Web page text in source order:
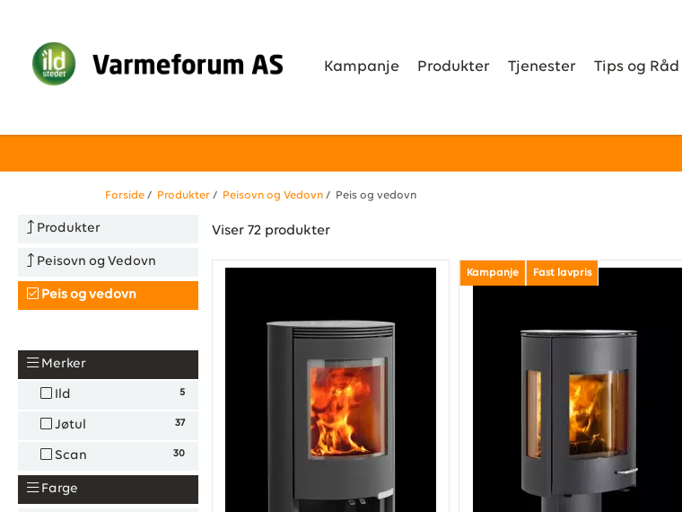
Kampanje Produkter Tjenester Tips og Råd
Forside / Produkter / Peisovn og Vedovn / Peis og vedovn
Produkter
Peisovn og Vedovn
Peis og vedovn
Merker
5
Ild
37
Jøtul
30
Scan
Farge
Viser 72 produkter
Kampanje Fast lavpris